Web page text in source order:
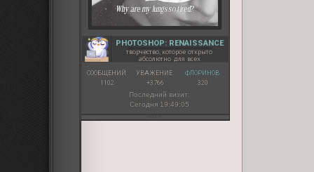
PHOTOSHOP: RENAISSANCE
творчество, которое открыто
абсолютно для всех
СООБЩЕНИЙ:
1102
УВАЖЕНИЕ:
+3766
ФЛОРИНОВ:
320
Последний визит:
Сегодня 19:49:05